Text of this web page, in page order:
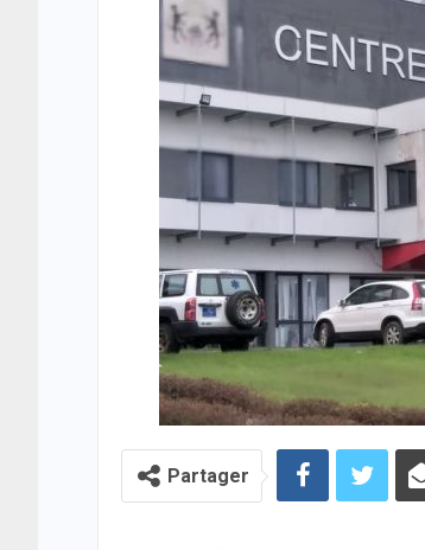
Partager